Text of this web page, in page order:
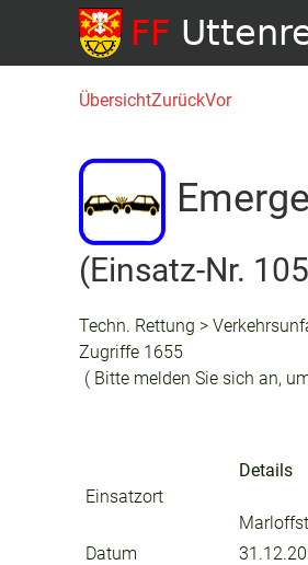
ÜbersichtZurückVor
(Einsatz-Nr.
Techn. Rettung >
Zugriffe 1655
( Bitte melden Sie sich an,
Einsatzort
Details
Datum